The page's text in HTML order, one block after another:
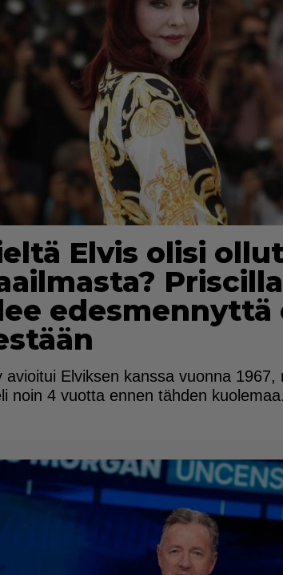
Elvis olisi
edesmennyttä
avioitui Elviksen kanssa vuonna
noin 4 vuotta ennen tähden kuolemaa.